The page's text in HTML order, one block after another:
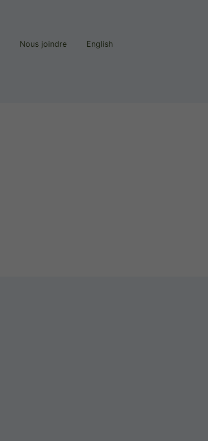
Nous joindre English